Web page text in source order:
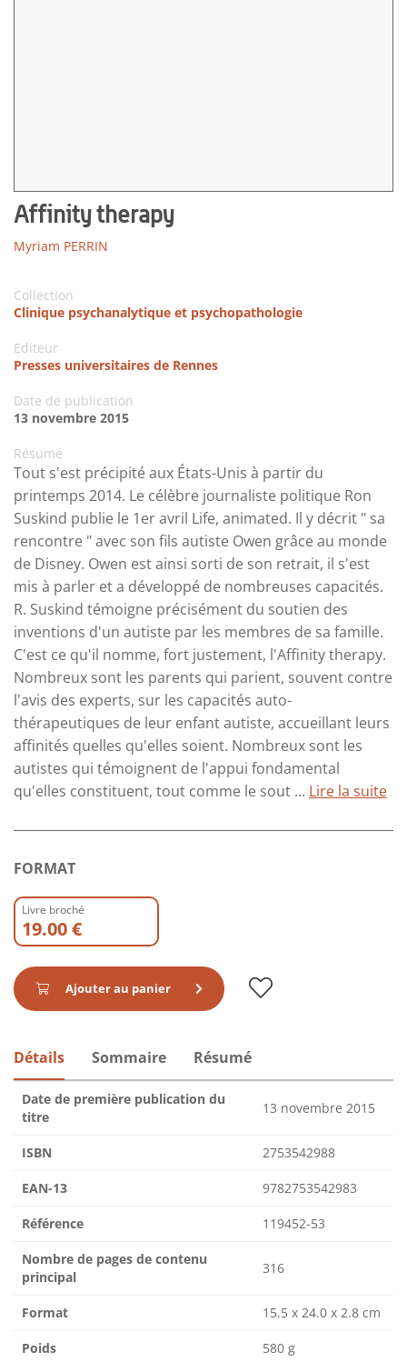
Affinity therapy
Myriam PERRIN
Collection
Clinique psychanalytique et psychopathologie
Editeur
Presses universitaires de Rennes
Date de publication
13 novembre 2015
Résumé
Tout s'est précipité aux États-Unis à partir du
printemps 2014. Le célèbre journaliste politique Ron
Suskind publie le 1er avril Life, animated. Il y décrit " sa
rencontre " avec son fils autiste Owen grâce au monde
de Disney. Owen est ainsi sorti de son retrait, il s'est
mis à parler et a développé de nombreuses capacités.
R. Suskind témoigne précisément du soutien des
inventions d'un autiste par les membres de sa famille.
C'est ce qu'il nomme, fort justement, l'Affinity therapy.
Nombreux sont les parents qui parient, souvent contre
l'avis des experts, sur les capacités auto-
thérapeutiques de leur enfant autiste, accueillant leurs
affinités quelles qu'elles soient. Nombreux sont les
autistes qui témoignent de l'appui fondamental
qu'elles constituent, tout comme le sout ... Lire la suite
FORMAT
Livre broché
19.00 €
Ajouter au panier
Détails Sommaire Résumé
Date de première publication du
titre
13 novembre 2015
ISBN 2753542988
EAN-13 9782753542983
Référence 119452-53
Nombre de pages de contenu
principal
316
Format 15.5 x 24.0 x 2.8 cm
Poids 580 g